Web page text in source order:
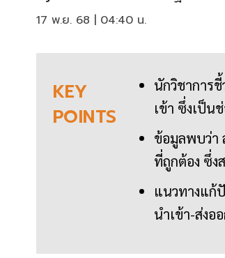
17 พ.ย. 68 | 04:40 น.
KEY
POINTS
นักวิชาการ
เข้า ซึ่งเป็น
ข้อมูลพบว่า
ที่ถูกต้อง ซึ่ง
แนวทางแก้
นำเข้า-ส่งอ